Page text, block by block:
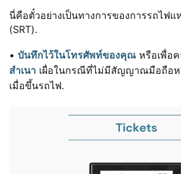
นี่คือตั๋วอย่างเป็นทางการของการรถไฟแ
(SRT).
• บันทึกไว้ในโทรศัพท์ของคุณ หรือเพื่อ
สำเนา เผื่อในกรณีที่ไม่มีสัญญาณมือถือห
เมื่อขึ้นรถไฟ.